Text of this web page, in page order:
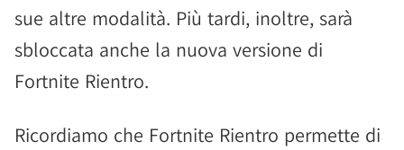
sue altre modalità. Più tardi, inoltre, sarà
sbloccata anche la nuova versione di
Fortnite Rientro.
Ricordiamo che Fortnite Rientro permette di